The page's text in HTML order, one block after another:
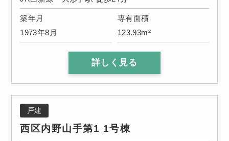
築年月
1973年8月
専有面積
123.93m²
詳しく見る
戸建
西区内野山手第1 1号棟